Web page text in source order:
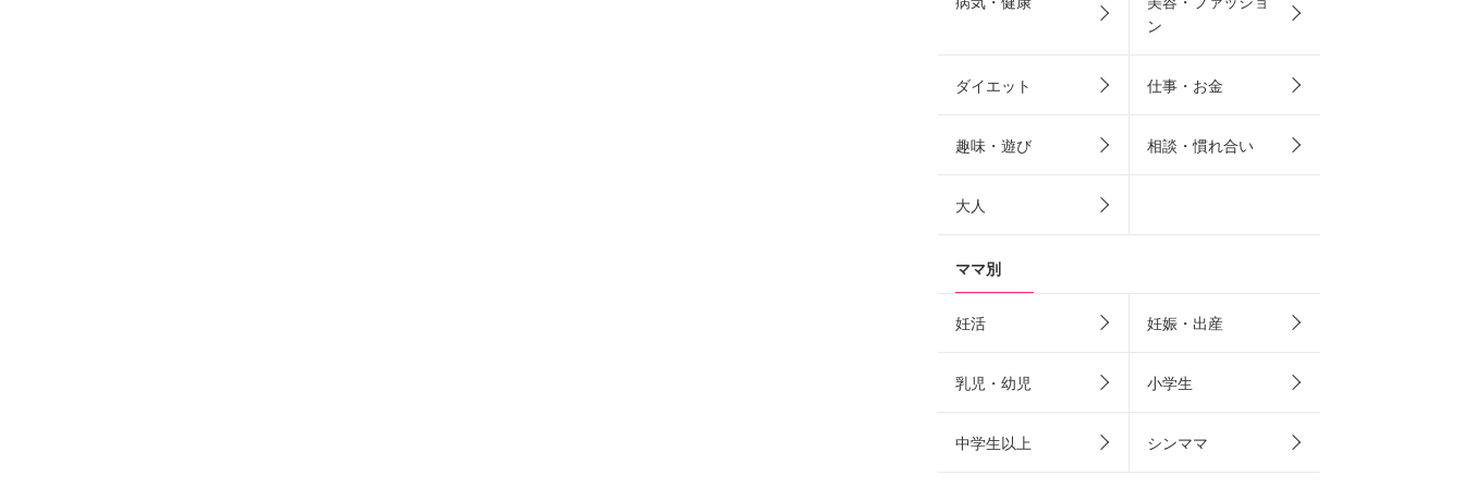
ン
ダイエット 仕事・お金
趣味・遊び 相談・慣れ合い
大人
ママ別
妊活 妊娠・出産
乳児・幼児 小学生
中学生以上 シンママ